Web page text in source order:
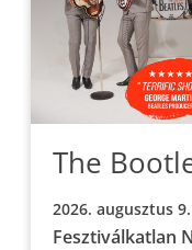
The
2026. augusztus
Fesztiválkatlan